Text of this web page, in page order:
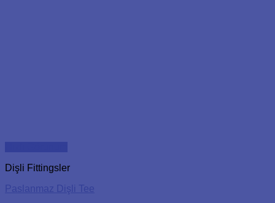
Dişli Fittingsler
Paslanmaz Dişli Tee